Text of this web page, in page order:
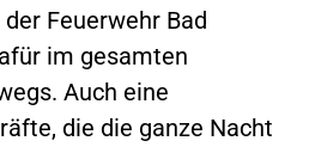
Feuerwehr Bad
im gesamten
Auch eine
die die ganze Nacht